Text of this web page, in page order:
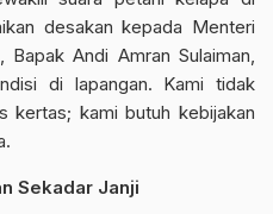
desakan kepada Menteri
Bapak Andi Amran Sulaiman,
di lapangan. Kami tidak
kertas; kami butuh kebijakan
Sekadar Janji